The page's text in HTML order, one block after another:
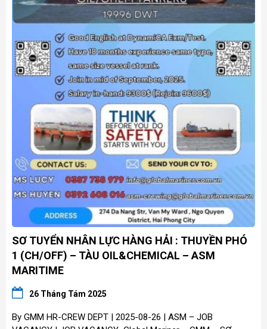
SƠ TUYỂN NHÂN LỰC HÀNG HẢI : THUYỀN PHÓ
1 (CH/OFF) – TÀU OIL&CHEMICAL – ASM
MARITIME
26 Tháng Tám 2025
By GMM HR-CREW DEPT | 2025-08-26 | ASM – JOB